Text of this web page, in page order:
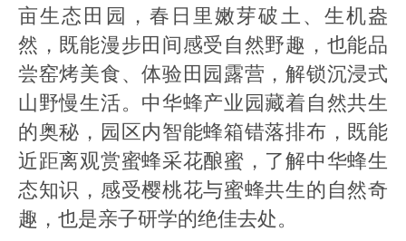
亩生态田园，春日里嫩芽破土、生机盎
然，既能漫步田间感受自然野趣，也能品
尝窑烤美食、体验田园露营，解锁沉浸式
山野慢生活。中华蜂产业园藏着自然共生
的奥秘，园区内智能蜂箱错落排布，既能
近距离观赏蜜蜂采花酿蜜，了解中华蜂生
态知识，感受樱桃花与蜜蜂共生的自然奇
趣，也是亲子研学的绝佳去处。